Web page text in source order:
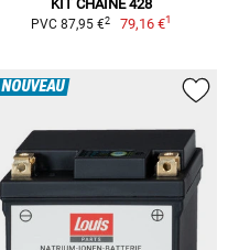
KIT CHAÎNE 428
PVC 87,95 €2 79,16 €1
NOUVEAU